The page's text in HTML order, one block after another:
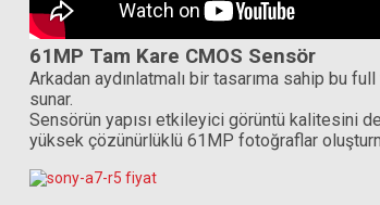
Hoya 82mm HD MK II Circular Polarize Filtre
15.373,50 TL
61MP Tam Kare CMOS Sensör
Arkadan aydınlatmalı bir tasarıma sahip bu
sunar.
Sensörün yapısı etkileyici görüntü kalitesini
yüksek çözünürlüklü 61MP fotoğraflar